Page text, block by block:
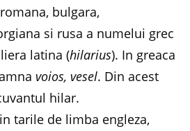
bulgara,
si rusa a numelui grec
latina (hilarius). In greaca
voios, vesel. Din acest
hilar.
tarile de limba engleza,